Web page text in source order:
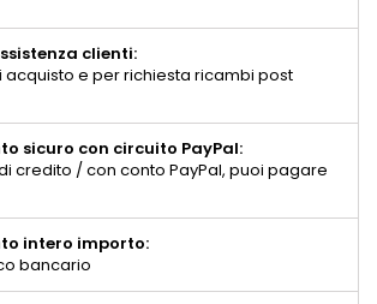
clienti:
acquisto e per richiesta ricambi post
sicuro con circuito PayPal:
credito / con conto PayPal, puoi pagare
intero importo:
bancario